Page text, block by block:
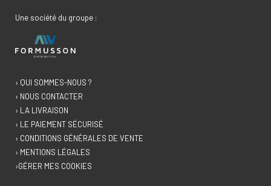
Une société du groupe :
› QUI SOMMES-NOUS ?
› NOUS CONTACTER
› LA LIVRAISON
› LE PAIEMENT SÉCURISÉ
› CONDITIONS GÉNÉRALES DE VENTE
› MENTIONS LÉGALES
›GÉRER MES COOKIES